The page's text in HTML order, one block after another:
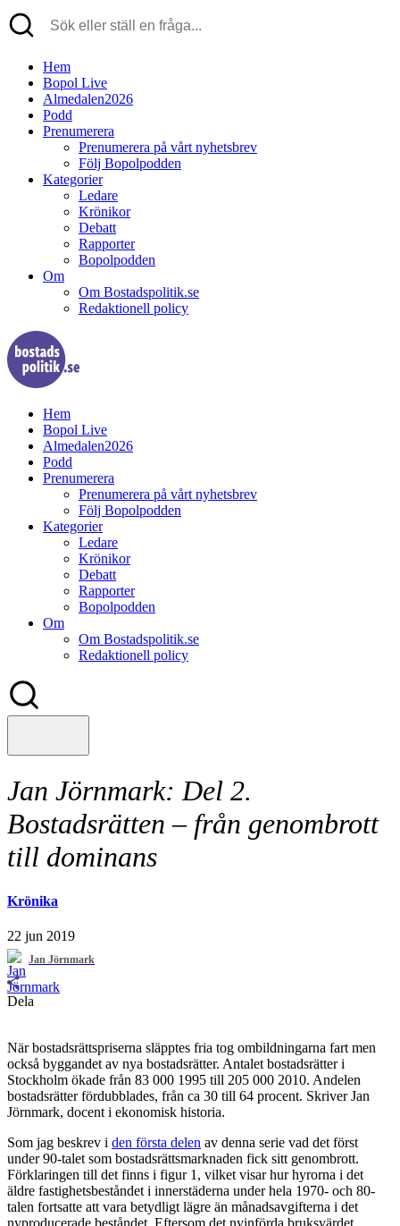
Hem
Bopol Live
Almedalen2026
Podd
Prenumerera
Prenumerera på vårt nyhetsbrev
Följ Bopolpodden
Kategorier
Ledare
Krönikor
Debatt
Rapporter
Bopolpodden
Om
Om Bostadspolitik.se
Redaktionell policy
Hem
Bopol Live
Almedalen2026
Podd
Prenumerera
Prenumerera på vårt nyhetsbrev
Följ Bopolpodden
Kategorier
Ledare
Krönikor
Debatt
Rapporter
Bopolpodden
Om
Om Bostadspolitik.se
Redaktionell policy
Jan Jörnmark: Del 2.
Bostadsrätten – från genombrott
till dominans
Krönika
22 jun 2019
Jan Jörnmark
Dela
När bostadsrättspriserna släpptes fria tog ombildningarna fart men
också byggandet av nya bostadsrätter. Antalet bostadsrätter i
Stockholm ökade från 83 000 1995 till 205 000 2010. Andelen
bostadsrätter fördubblades, från ca 30 till 64 procent. Skriver Jan
Jörnmark, docent i ekonomisk historia.
Som jag beskrev i den första delen av denna serie vad det först
under 90-talet som bostadsrättsmarknaden fick sitt genombrott.
Förklaringen till det finns i figur 1, vilket visar hur hyrorna i det
äldre fastighetsbeståndet i innerstäderna under hela 1970- och 80-
talen fortsatte att vara betydligt lägre än månadsavgifterna i det